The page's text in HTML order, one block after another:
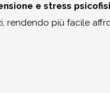
e stress
rendendo più facile